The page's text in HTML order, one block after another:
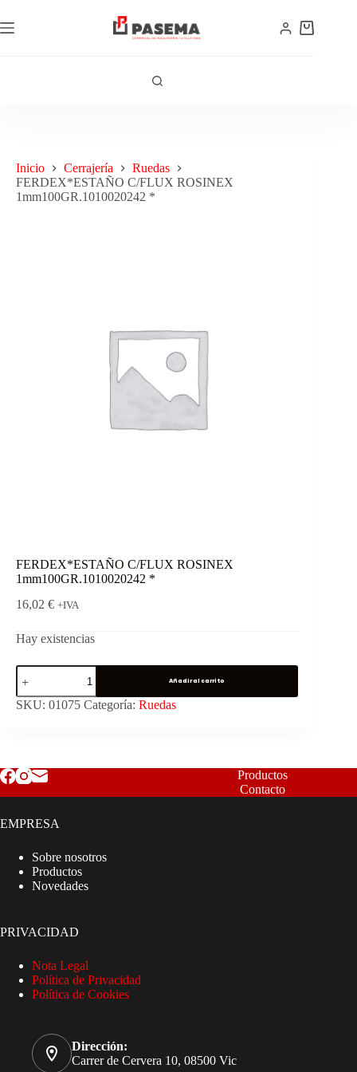
Inicio Cerrajería
Ruedas
FERDEX*ESTAÑO C/FLUX ROSINEX
1mm100GR.1010020242 *
FERDEX*ESTAÑO C/FLUX ROSINEX
1mm100GR.1010020242 *
16,02 € +IVA
Hay existencias
Añadir al carrito
SKU: 01075 Categoría: Ruedas
Productos
Contacto
EMPRESA
Sobre nosotros
Productos
Novedades
PRIVACIDAD
Nota Legal
Política de Privacidad
Política de Cookies
Dirección:
Carrer de Cervera 10, 08500 Vic